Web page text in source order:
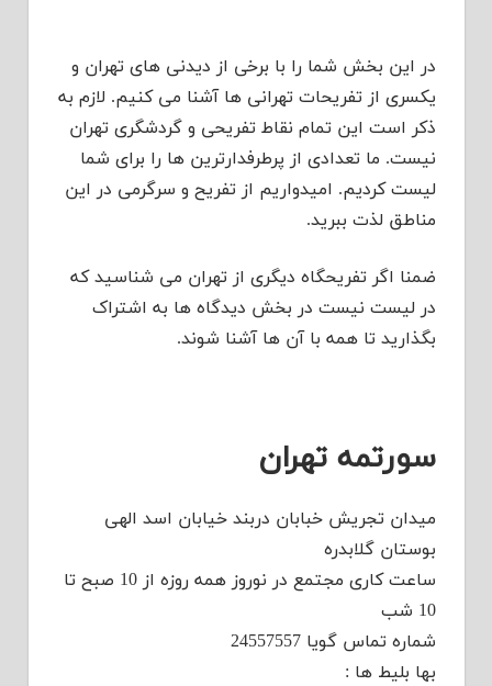
در این بخش شما را با برخی از دیدنی های تهران و
یکسری از تفریحات تهرانی ها آشنا می کنیم. لازم به
ذکر است این تمام نقاط تفریحی و گردشگری تهران
نیست. ما تعدادی از پرطرفدارترین ها را برای شما
لیست کردیم. امیدواریم از تفریح و سرگرمی در این
مناطق لذت ببرید.
ضمنا اگر تفریحگاه دیگری از تهران می شناسید که
در لیست نیست در بخش دیدگاه ها به اشتراک
بگذارید تا همه با آن ها آشنا شوند.
سورتمه تهران
میدان تجریش خبابان دربند خیابان اسد الهی
بوستان گلابدره
ساعت کاری مجتمع در نوروز همه روزه از 10 صبح تا
10 شب
شماره تماس گویا 24557557
بها بلیط ها :